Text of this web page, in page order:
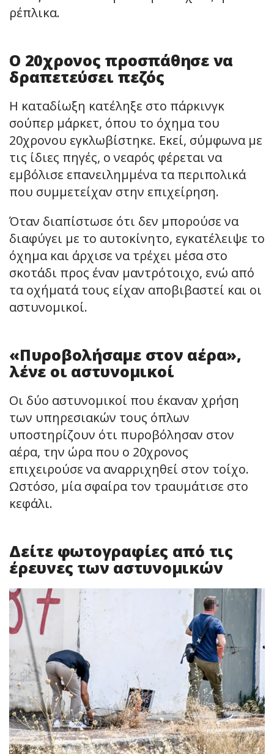
ρέπλικα.
Ο 20χρονος προσπάθησε να
δραπετεύσει πεζός
Η καταδίωξη κατέληξε στο πάρκινγκ
σούπερ μάρκετ, όπου το όχημα του
20χρονου εγκλωβίστηκε. Εκεί, σύμφωνα με
τις ίδιες πηγές, ο νεαρός φέρεται να
εμβόλισε επανειλημμένα τα περιπολικά
που συμμετείχαν στην επιχείρηση.
Όταν διαπίστωσε ότι δεν μπορούσε να
διαφύγει με το αυτοκίνητο, εγκατέλειψε το
όχημα και άρχισε να τρέχει μέσα στο
σκοτάδι προς έναν μαντρότοιχο, ενώ από
τα οχήματά τους είχαν αποβιβαστεί και οι
αστυνομικοί.
«Πυροβολήσαμε στον αέρα»,
λένε οι αστυνομικοί
Οι δύο αστυνομικοί που έκαναν χρήση
των υπηρεσιακών τους όπλων
υποστηρίζουν ότι πυροβόλησαν στον
αέρα, την ώρα που ο 20χρονος
επιχειρούσε να αναρριχηθεί στον τοίχο.
Ωστόσο, μία σφαίρα τον τραυμάτισε στο
κεφάλι.
Δείτε φωτογραφίες από τις
έρευνες των αστυνομικών